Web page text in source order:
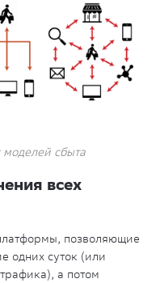
сбыта
всех
позволяющие
одних суток (или
а потом